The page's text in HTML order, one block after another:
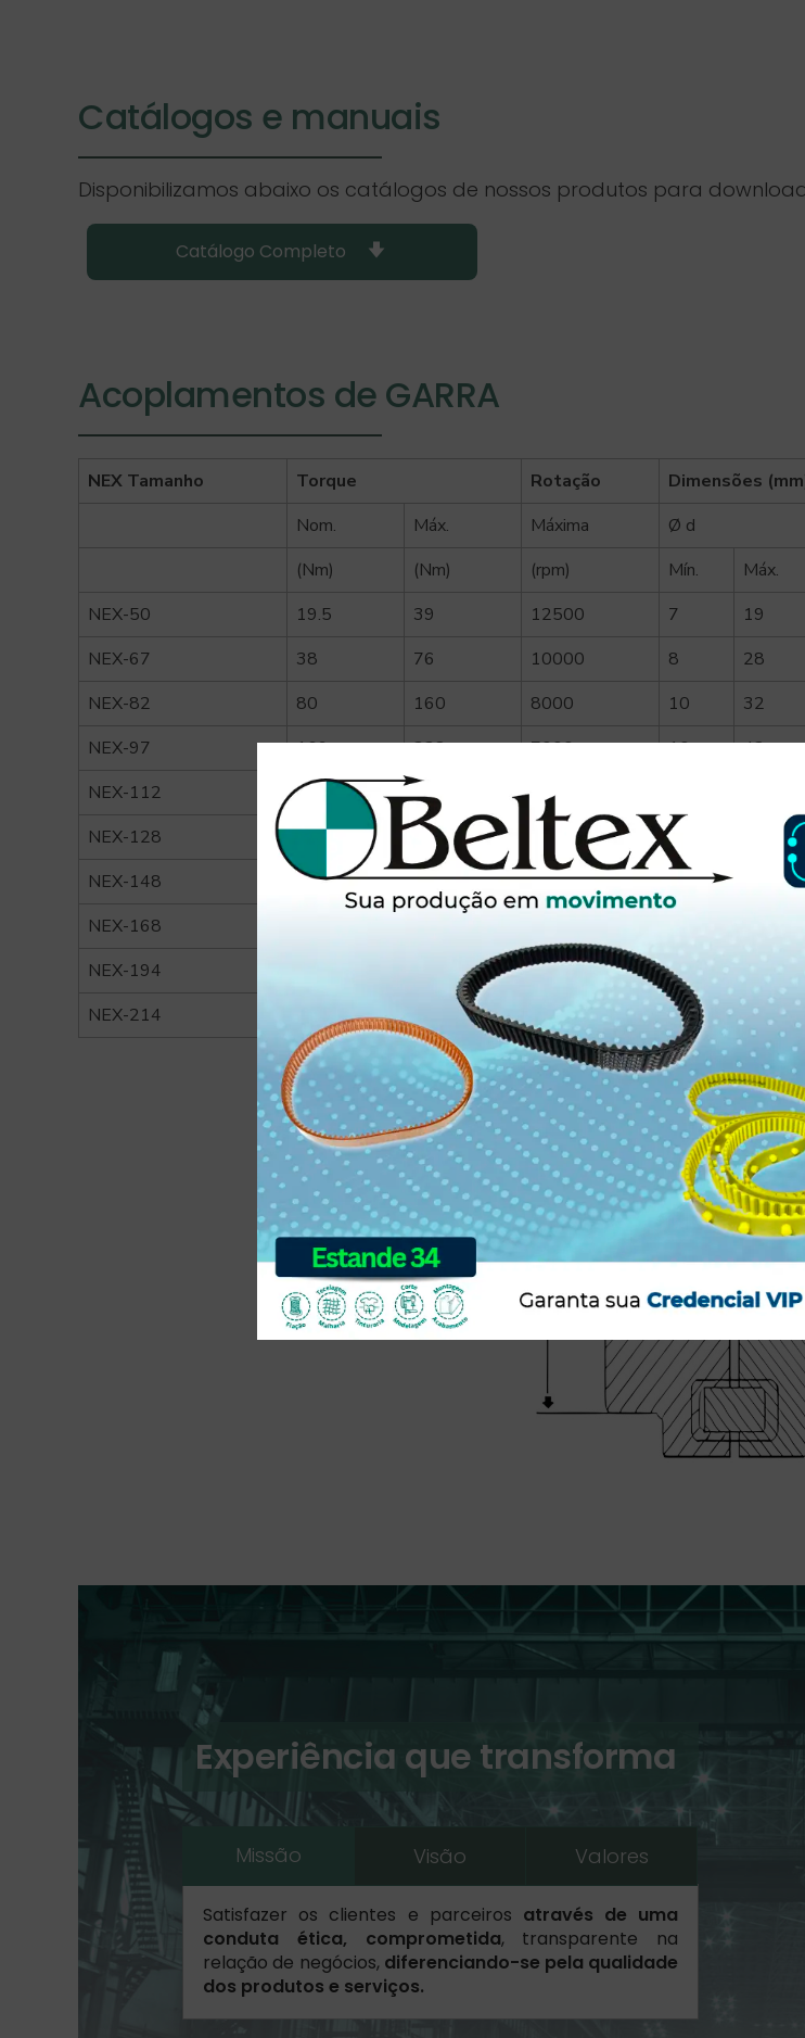
Catálogos e manuais
Disponibilizamos abaixo os catálogos de nossos produtos para
Catálogo Completo
Acoplamentos de GARRA
NEX Tamanho Torque Rotação Dimensões
Nom.
Máx. Máxima Ø d
(Nm)
(Nm) (rpm) Mín. Máx.
NEX-50
19.5 39 12500 7 19
NEX-67
38 76 10000 8 28
NEX-82
80 160 8000 10 32
NEX-97
169 338 7000 10 42
NEX-112
268.5 537 6000
NEX-128
431.8 863.6 18
NEX-148
679 1358 4500 22
NEX-168
NEX-194
3500 32
NEX-214
2698.9 5397.8 40 95
Experiência que transforma
Missão Visão Valores
Satisfazer os clientes e parceiros através de uma
conduta ética, comprometida, transparente na
relação de negócios, diferenciando-se pela qualidade
dos produtos e serviços.